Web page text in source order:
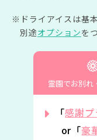
ドライアイスは基
別途オプションを
霊園でお別れ
「感謝
or「豪